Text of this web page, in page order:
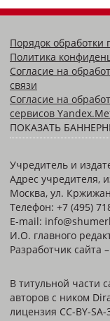
Порядок
Политика
Согласие на
связи
Согласие на
сервисов
ПОКАЗАТЬ
Учредитель и
Адрес учредителя,
Москва, ул.
Телефон: +7 (495)
E-mail:
И.О. главного
Разработчик сайта –
В титульной части
авторов с ником
лицензия CC-BY-SA-